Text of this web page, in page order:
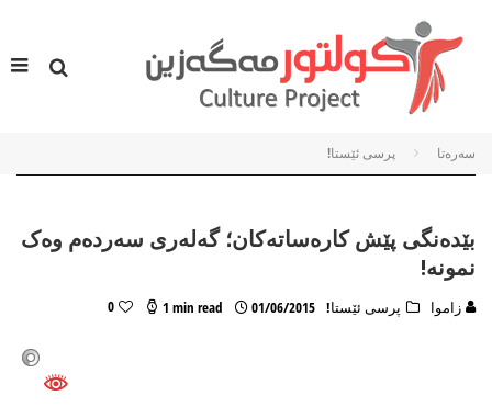
سه‌ره‌تا پرسی ئێستا!
بێدەنگی پێش کارەساتەکان؛ گەلەری سەردەم وەک
نمونە!
زاموا پرسی ئێستا! 01/06/2015
1 min read
0